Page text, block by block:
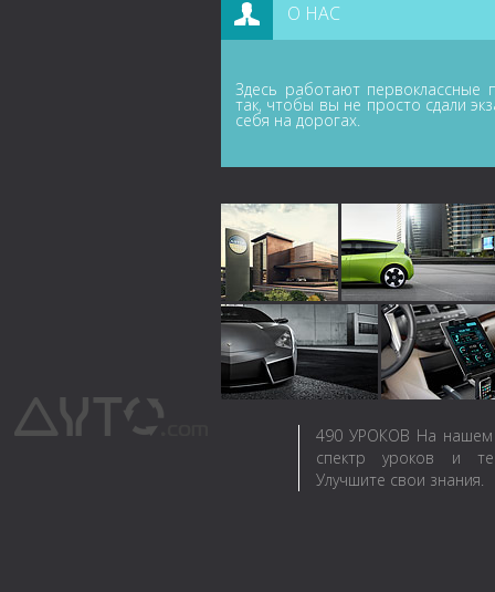
О НАС
Здесь работают первоклассные
так, чтобы вы не просто сдали
себя на дорогах.
490 УРОКОВ На нашем
спектр уроков и
Улучшите свои знания.